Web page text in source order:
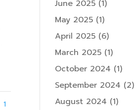
1
June 2025 (1)
May 2025 (1)
April 2025 (6)
March 2025 (1)
October 2024 (1)
September 2024 (2)
August 2024 (1)